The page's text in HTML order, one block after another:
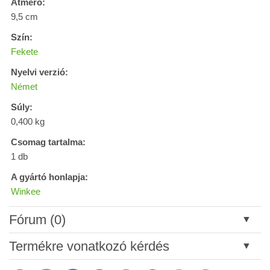
Átmérő:
9,5 cm
Szín:
Fekete
Nyelvi verzió:
Német
Súly:
0,400 kg
Csomag tartalma:
1 db
A gyártó honlapja:
Winkee
Fórum (0)
Új hozzászólás
Termékre vonatkozó kérdés